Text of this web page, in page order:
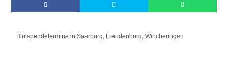
Blutspendetermine in Saarburg, Freudenburg, Wincheringen